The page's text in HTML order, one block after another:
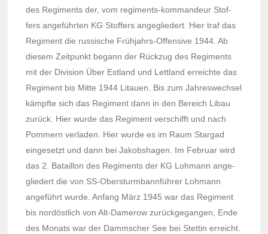
des Regi­ments der, vom regi­ments-komman­deur Stof­
fers angeführ­ten KG Stof­fers ange­glie­dert. Hier traf das
Regi­ment die russische Frühjahrs-Offen­sive 1944. Ab
diesem Zeit­punkt begann der Rück­zug des Regi­ments
mit der Divi­sion Über Estland und Lettland erreichte das
Regi­ment bis Mitte 1944 Litauen. Bis zum Jahres­wech­sel
kämpfte sich das Regi­ment dann in den Bereich Libau
zurück. Hier wurde das Regi­ment verschifft und nach
Pommern verla­den. Hier wurde es im Raum Star­gad
einge­setzt und dann bei Jakob­sha­gen. Im Februar wird
das 2. Bataillon des Regi­ments der KG Lohmann ange­
glie­dert die von SS-Obers­turm­bannfüh­rer Lohmann
angeführt wurde. Anfang März 1945 war das Regi­ment
bis nordöst­lich von Alt-Dame­row zurück­ge­gan­gen, Ende
des Monats war der Damm­scher See bei Stet­tin erreicht.